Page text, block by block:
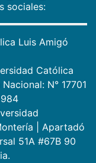
sociales:
Luis Amigó
Católica
N° 17701
Apartadó
51A #67B 90